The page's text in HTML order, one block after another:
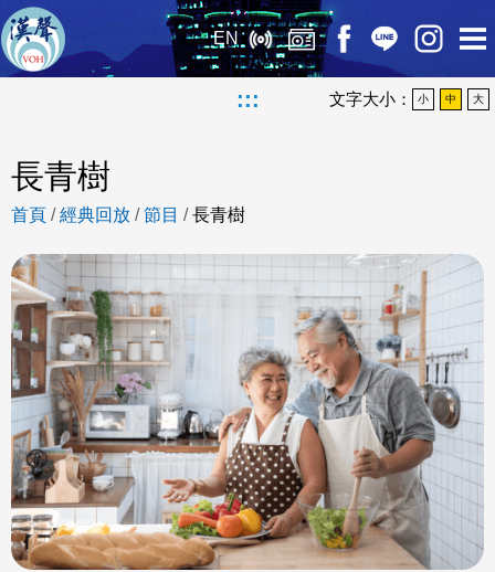
EN
::: 文字大小： 小 中 大
長青樹
首頁 /經典回放 /節目 /長青樹